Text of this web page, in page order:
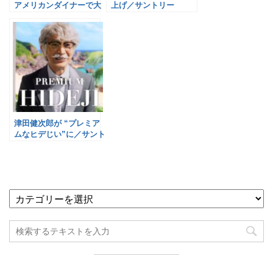
アメリカンダイナーで大
ッジ&フード
上げ／サントリー
津田健次郎が “プレミア
ムなヒデじい”に／サント